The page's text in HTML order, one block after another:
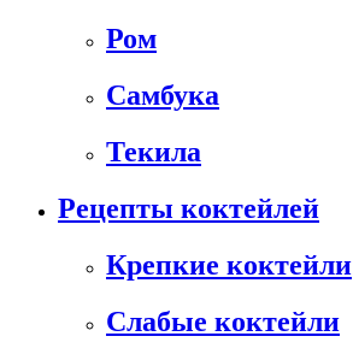
Ром
Самбука
Текила
Рецепты коктейлей
Крепкие коктейли
Слабые коктейли